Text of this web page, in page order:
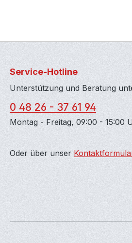
Service-Hotline
Unterstützung und Beratung
0 48 26 - 37 61 94
Montag - Freitag, 09:00 - 15:00
Oder über unser